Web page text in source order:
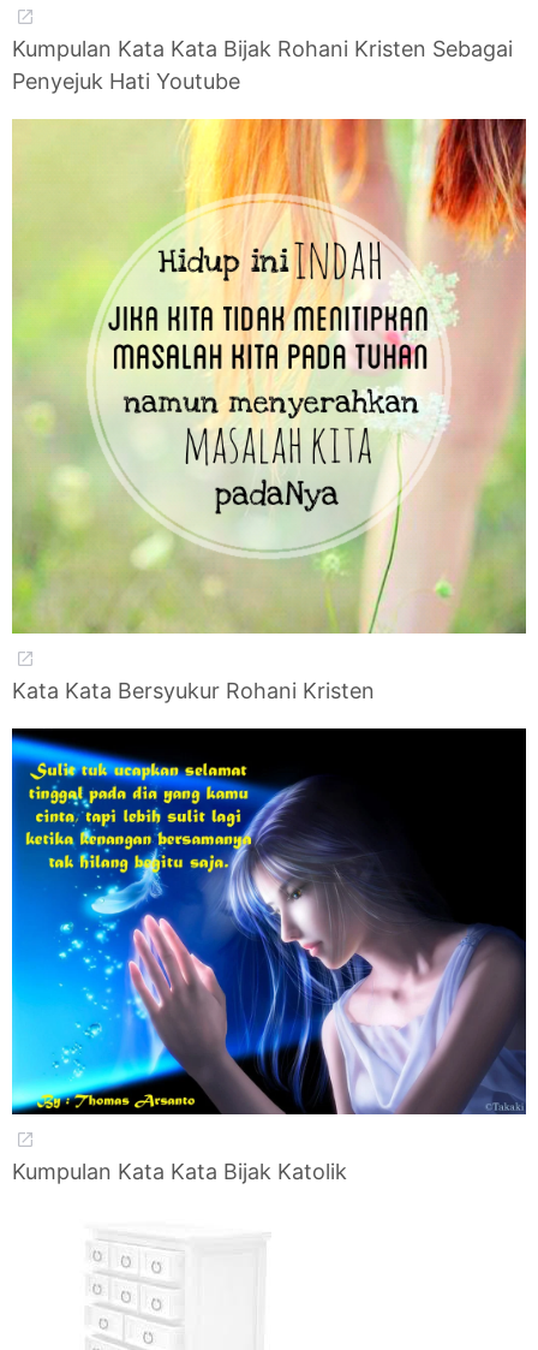
Kumpulan Kata Kata Bijak Rohani Kristen Sebagai
Penyejuk Hati Youtube
Kata Kata Bersyukur Rohani Kristen
Kumpulan Kata Kata Bijak Katolik